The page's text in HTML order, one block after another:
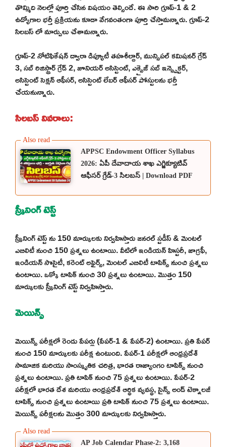
తొమ్మిది నెలల్లో పూర్తి చేసిన విషయం తెల్సిందే. ఈ సారి గ్రూప్-1 & 2
ఉద్యోగాల భర్తీ ప్రక్రియను కూడా వేగవంతంగా పూర్తి చేస్తామన్నారు. గ్రూప్-2
సిలబస్ లో మార్పులు చేశామన్నారు.
గ్రూప్-2 నోటిఫికేషన్ ద్వారా డిప్యూటీ తహశీల్దార్, మున్సిపల్ కమిషనర్ గ్రేడ్
3, సబ్ రిజిస్ట్రార్ గ్రేడ్ 2, జూనియర్ అసిస్టెంట్, ఎక్సైజ్ సబ్ ఇన్స్పెక్టర్,
అసిస్టెంట్ సెక్షన్ ఆఫీసర్, అసిస్టెంట్ లేబర్ ఆఫీసర్ పోస్టులను భర్తీ
చేయనున్నారు.
సిలబస్ వివరాలు:
APPSC Endowment Officer Syllabus
2026: ఏపీ దేవాదాయ శాఖ ఎగ్జిక్యూటివ్
ఆఫీసర్ గ్రేడ్-3 సిలబస్ | Download PDF
స్క్రీనింగ్ టెస్ట్
స్క్రీనింగ్ టెస్ట్ ను 150 మార్కులకు నిర్వహిస్తారు జనరల్ స్టడీస్ & మెంటల్
ఎబిలిటీ నుంచి 150 ప్రశ్నలు ఉంటాయి. వీటిలో ఇండియన్ హిస్టరీ, జాగ్రఫీ,
ఇండియన్ సొసైటీ, కరెంట్ అఫైర్స్, మెంటల్ ఎబిలిటీ టాపిక్స్ నుంచి ప్రశ్నలు
ఉంటాయి. ఒక్కో టాపిక్ నుంచి 30 ప్రశ్నలు ఉంటాయి. మొత్తం 150
మార్కులకు స్క్రీనింగ్ టెస్ట్ నిర్వహిస్తారు.
మెయిన్స్
మెయిన్స్ పరీక్షలో రెండు పేపర్లు (పేపర్-1 & పేపర్-2) ఉంటాయి. ప్రతి పేపర్
నుంచి 150 మార్కులకు పరీక్ష ఉంటుంది. పేపర్-1 పరీక్షలో ఆంధ్రప్రదేశ్
సామాజిక మరియు సాంస్కృతిక చరిత్ర, భారత రాజ్యాంగం టాపిక్స్ నుంచి
ప్రశ్నలు ఉంటాయి. ప్రతి టాపిక్ నుంచి 75 ప్రశ్నలు ఉంటాయి. పేపర్-2
పరీక్షలో భారత దేశ మరియు ఆంధ్రప్రదేశ్ ఆర్థిక వ్యవస్థ, సైన్స్ అండ్ టెక్నాలజీ
టాపిక్స్ నుంచి ప్రశ్నలు ఉంటాయి ప్రతి టాపిక్ నుంచి 75 ప్రశ్నలు ఉంటాయి.
మెయిన్స్ పరీక్షలను మొత్తం 300 మార్కులకు నిర్వహిస్తారు.
AP Job Calendar Phase-2: 3,168